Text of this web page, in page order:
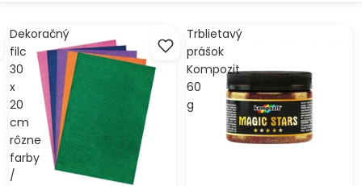
Dekoračný
filc
30
x
20
cm
rôzne
farby
/
Trblietavý
prášok
Kompozit
60
g